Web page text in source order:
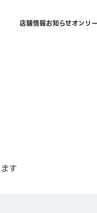
店舗情報お知らせオンリ
す